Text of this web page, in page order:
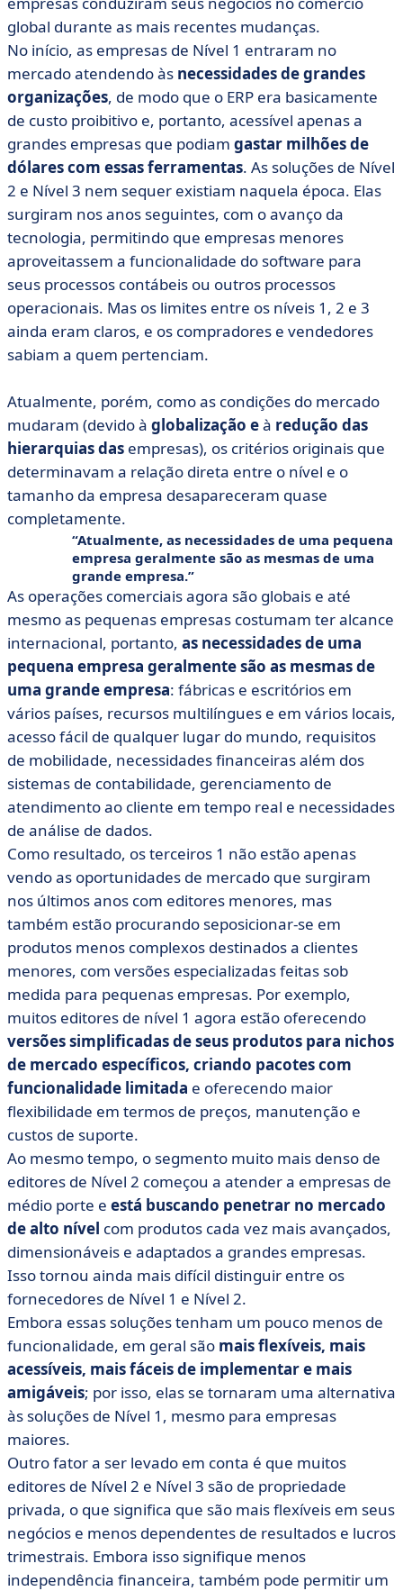
global durante as mais recentes mudanças.
No início, as empresas de Nível 1 entraram no
mercado atendendo às necessidades de grandes
organizações, de modo que o ERP era basicamente
de custo proibitivo e, portanto, acessível apenas a
grandes empresas que podiam gastar milhões de
dólares com essas ferramentas. As soluções de Nível
2 e Nível 3 nem sequer existiam naquela época. Elas
surgiram nos anos seguintes, com o avanço da
tecnologia, permitindo que empresas menores
aproveitassem a funcionalidade do software para
seus processos contábeis ou outros processos
operacionais. Mas os limites entre os níveis 1, 2 e 3
ainda eram claros, e os compradores e vendedores
sabiam a quem pertenciam.
Atualmente, porém, como as condições do mercado
mudaram (devido à globalização eà redução das
hierarquias das empresas), os critérios originais que
determinavam a relação direta entre o nível e o
tamanho da empresa desapareceram quase
completamente.
Atualmente, as necessidades de uma pequena
empresa geralmente são as mesmas de uma
grande empresa.
As operações comerciais agora são globais e até
mesmo as pequenas empresas costumam ter alcance
internacional, portanto, as necessidades de uma
pequena empresa geralmente são as mesmas de
uma grande empresa: fábricas e escritórios em
vários países, recursos multilíngues e em vários locais,
acesso fácil de qualquer lugar do mundo, requisitos
de mobilidade, necessidades financeiras além dos
sistemas de contabilidade, gerenciamento de
atendimento ao cliente em tempo real e necessidades
de análise de dados.
Como resultado, os terceiros 1 não estão apenas
vendo as oportunidades de mercado que surgiram
nos últimos anos com editores menores, mas
também estão procurando seposicionar-se em
produtos menos complexos destinados a clientes
menores, com versões especializadas feitas sob
medida para pequenas empresas. Por exemplo,
muitos editores de nível 1 agora estão oferecendo
versões simplificadas de seus produtos para nichos
de mercado específicos, criando pacotes com
funcionalidade limitada e oferecendo maior
flexibilidade em termos de preços, manutenção e
custos de suporte.
Ao mesmo tempo, o segmento muito mais denso de
editores de Nível 2 começou a atender a empresas de
médio porte e está buscando penetrar no mercado
de alto nível com produtos cada vez mais avançados,
dimensionáveis e adaptados a grandes empresas.
Isso tornou ainda mais difícil distinguir entre os
fornecedores de Nível 1 e Nível 2.
Embora essas soluções tenham um pouco menos de
funcionalidade, em geral são mais flexíveis, mais
acessíveis, mais fáceis de implementar e mais
amigáveis; por isso, elas se tornaram uma alternativa
às soluções de Nível 1, mesmo para empresas
maiores.
Outro fator a ser levado em conta é que muitos
editores de Nível 2 e Nível 3 são de propriedade
privada, o que significa que são mais flexíveis em seus
negócios e menos dependentes de resultados e lucros
trimestrais. Embora isso signifique menos
independência financeira, também pode permitir um